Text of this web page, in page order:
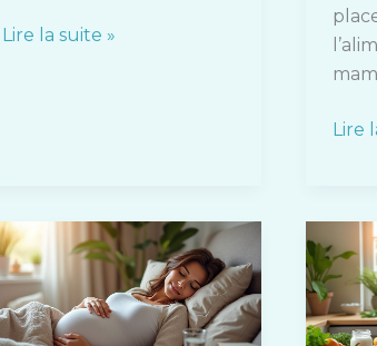
Lire la suite »
Lire
Dormir
sur
ventre
la